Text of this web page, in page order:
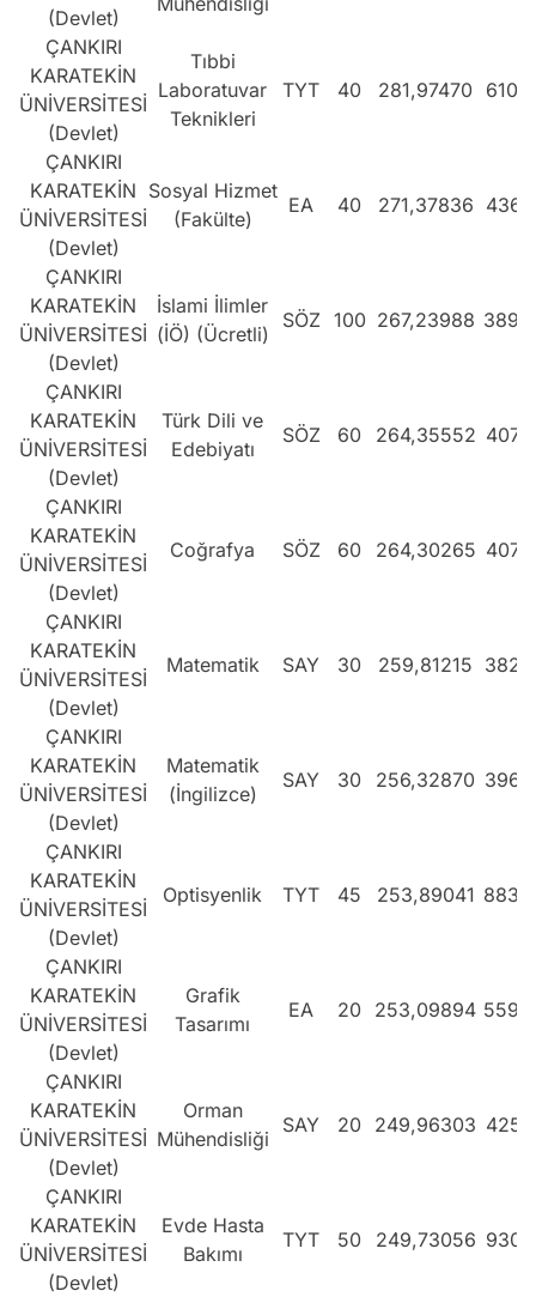
(Devlet)
ÇANKIRI
KARATEKİN
ÜNİVERSİTESİ
(Devlet)
Tıbbi
Laboratuvar
Teknikleri
TYT 40 281,97470
ÇANKIRI
KARATEKİN
ÜNİVERSİTESİ
(Devlet)
Sosyal Hizmet
(Fakülte)
EA 40 271,37836
ÇANKIRI
KARATEKİN
ÜNİVERSİTESİ
(Devlet)
İslami İlimler
(İÖ) (Ücretli)
SÖZ 100 267,23988
ÇANKIRI
KARATEKİN
ÜNİVERSİTESİ
(Devlet)
Türk Dili ve
Edebiyatı
SÖZ 60 264,35552
ÇANKIRI
KARATEKİN
ÜNİVERSİTESİ
(Devlet)
Coğrafya SÖZ 60 264,30265
ÇANKIRI
KARATEKİN
ÜNİVERSİTESİ
(Devlet)
Matematik SAY 30 259,81215
ÇANKIRI
KARATEKİN
ÜNİVERSİTESİ
(Devlet)
Matematik
(İngilizce)
SAY 30 256,32870
ÇANKIRI
KARATEKİN
ÜNİVERSİTESİ
(Devlet)
Optisyenlik TYT 45 253,89041
ÇANKIRI
KARATEKİN
ÜNİVERSİTESİ
(Devlet)
Grafik
Tasarımı
EA 20 253,09894
ÇANKIRI
KARATEKİN
ÜNİVERSİTESİ
(Devlet)
Orman
Mühendisliği
SAY 20 249,96303
ÇANKIRI
KARATEKİN
ÜNİVERSİTESİ
(Devlet)
Evde Hasta
Bakımı
TYT 50 249,73056